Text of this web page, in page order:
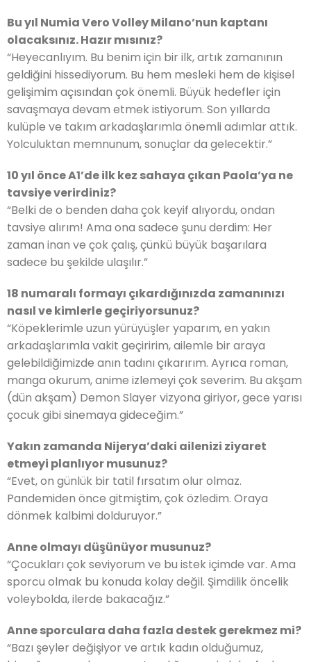
Bu yıl Numia Vero Volley Milano’nun kaptanı
olacaksınız. Hazır mısınız?
“Heyecanlıyım. Bu benim için bir ilk, artık zamanının
geldiğini hissediyorum. Bu hem mesleki hem de kişisel
gelişimim açısından çok önemli. Büyük hedefler için
savaşmaya devam etmek istiyorum. Son yıllarda
kulüple ve takım arkadaşlarımla önemli adımlar attık.
Yolculuktan memnunum, sonuçlar da gelecektir.”
10 yıl önce A1’de ilk kez sahaya çıkan Paola’ya ne
tavsiye verirdiniz?
“Belki de o benden daha çok keyif alıyordu, ondan
tavsiye alırım! Ama ona sadece şunu derdim: Her
zaman inan ve çok çalış, çünkü büyük başarılara
sadece bu şekilde ulaşılır.”
18 numaralı formayı çıkardığınızda zamanınızı
nasıl ve kimlerle geçiriyorsunuz?
“Köpeklerimle uzun yürüyüşler yaparım, en yakın
arkadaşlarımla vakit geçiririm, ailemle bir araya
gelebildiğimizde anın tadını çıkarırım. Ayrıca roman,
manga okurum, anime izlemeyi çok severim. Bu akşam
(dün akşam) Demon Slayer vizyona giriyor, gece yarısı
çocuk gibi sinemaya gideceğim.”
Yakın zamanda Nijerya’daki ailenizi ziyaret
etmeyi planlıyor musunuz?
“Evet, on günlük bir tatil fırsatım olur olmaz.
Pandemiden önce gitmiştim, çok özledim. Oraya
dönmek kalbimi dolduruyor.”
Anne olmayı düşünüyor musunuz?
“Çocukları çok seviyorum ve bu istek içimde var. Ama
sporcu olmak bu konuda kolay değil. Şimdilik öncelik
voleybolda, ilerde bakacağız.”
Anne sporculara daha fazla destek gerekmez mi?
“Bazı şeyler değişiyor ve artık kadın olduğumuz,